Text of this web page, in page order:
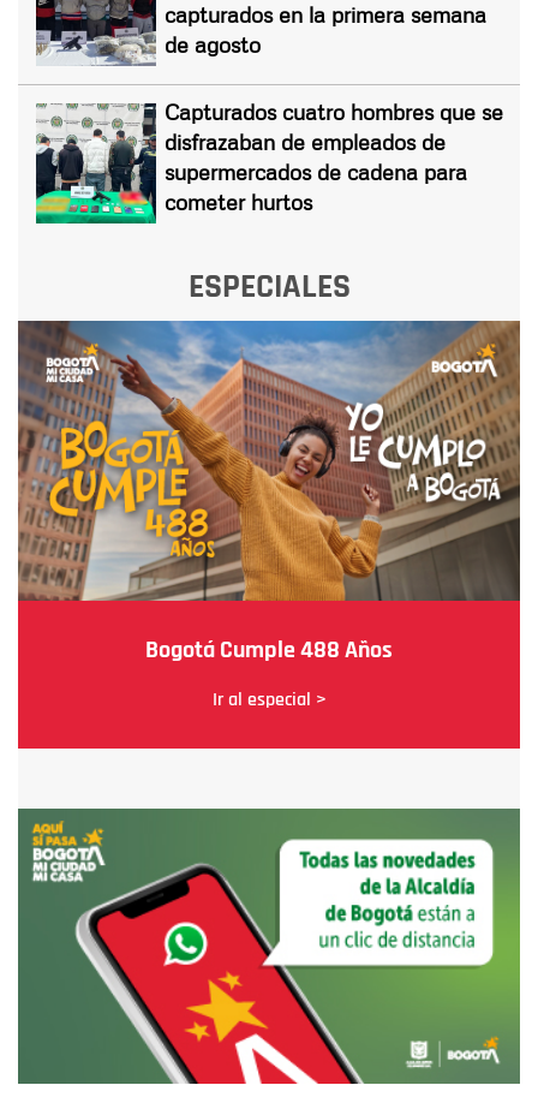
capturados en la primera semana
de agosto
Capturados cuatro hombres que se
disfrazaban de empleados de
supermercados de cadena para
cometer hurtos
ESPECIALES
Bogotá Cumple 488 Años
Ir al especial >